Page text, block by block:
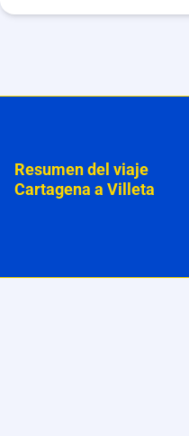
Resumen del viaje
Cartagena a Villeta